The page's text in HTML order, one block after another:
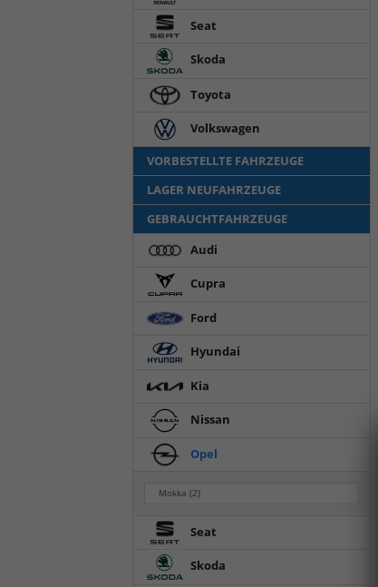
Seat
Skoda
Toyota
Volkswagen
VORBESTELLTE FAHRZEUGE
LAGER NEUFAHRZEUGE
GEBRAUCHTFAHRZEUGE
Audi
Cupra
Ford
Hyundai
Kia
Nissan
Opel
Mokka(2)
Seat
Skoda